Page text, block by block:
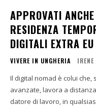
APPROVATI
RESIDENZA
DIGITALI EXTRA EU
VIVERE IN UNGHERIA IRENE
Il digital nomad è colui
avanzate, lavora a
datore di lavoro, in